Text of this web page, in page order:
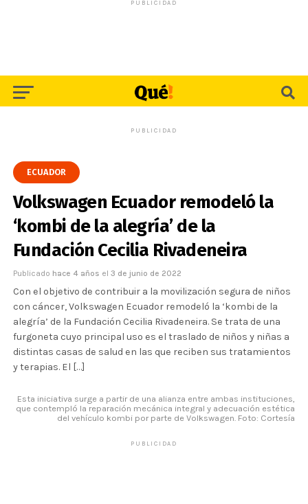
PUBLICIDAD
PUBLICIDAD
ECUADOR
Volkswagen Ecuador remodeló la
‘kombi de la alegría’ de la
Fundación Cecilia Rivadeneira
Publicado hace 4 años el 3 de junio de 2022
Con el objetivo de contribuir a la movilización segura de niños
con cáncer, Volkswagen Ecuador remodeló la ‘kombi de la
alegría’ de la Fundación Cecilia Rivadeneira. Se trata de una
furgoneta cuyo principal uso es el traslado de niños y niñas a
distintas casas de salud en las que reciben sus tratamientos
y terapias. El […]
Esta iniciativa surge a partir de una alianza entre ambas instituciones,
que contempló la reparación mecánica integral y adecuación estética
del vehículo kombi por parte de Volkswagen. Foto: Cortesía
PUBLICIDAD